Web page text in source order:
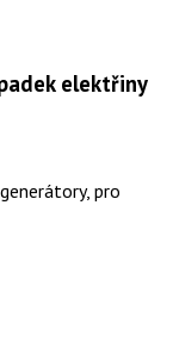
elektřiny
pro